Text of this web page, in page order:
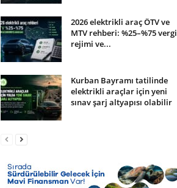
2026 elektrikli araç ÖTV ve
MTV rehberi: %25–%75 vergi
rejimi ve...
Kurban Bayramı tatilinde
elektrikli araçlar için yeni
sınav şarj altyapısı olabilir